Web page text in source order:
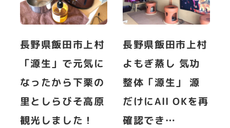
長野県飯田市上村
「源生」で元気に
なったから下栗の
里としらびそ高原
観光しました！
長野県飯田市上村
よもぎ蒸し 気功
整体「源生」 源
だけにAll OKを再
確認でき…